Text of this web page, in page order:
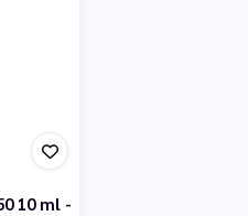
10 ml -